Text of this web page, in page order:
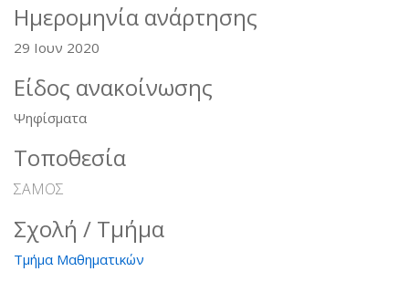
Ημερομηνία ανάρτησης
29 Ιουν 2020
Είδος ανακοίνωσης
Ψηφίσματα
Τοποθεσία
ΣΑΜΟΣ
Σχολή / Τμήμα
Τμήμα Μαθηματικών